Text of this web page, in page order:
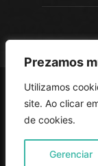
Prezamos
Utilizamos
site. Ao clicar
de cookies.
Gerenciar
2018 - 2025 © Feito
Política de Cookies
Sobre nós —
Contato